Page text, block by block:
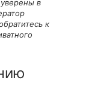
в
к